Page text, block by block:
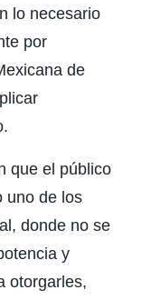
lo necesario
por
de
que el público
uno de los
donde no se
y
otorgarles,